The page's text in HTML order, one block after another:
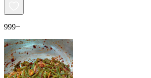
999+